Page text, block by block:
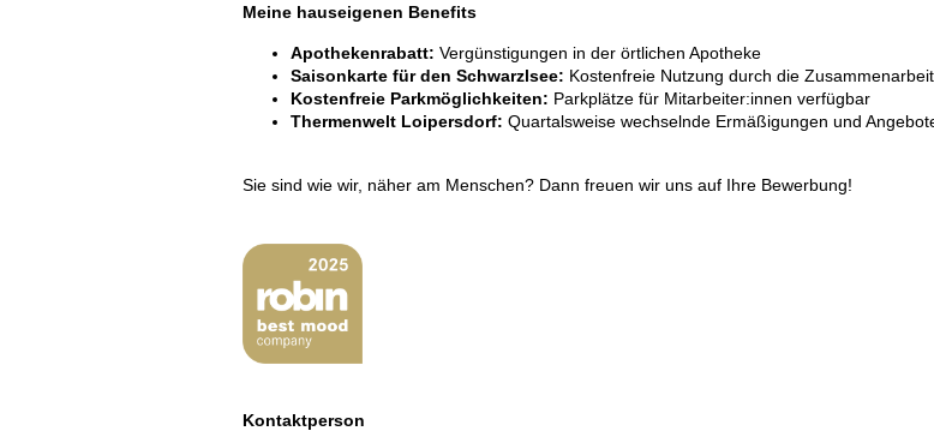
Meine hauseigenen Benefits
Apothekenrabatt: Vergünstigungen in der örtlichen Apotheke
Saisonkarte für den Schwarzlsee: Kostenfreie Nutzung durch die
Kostenfreie Parkmöglichkeiten: Parkplätze für Mitarbeiter:innen verfügbar
Thermenwelt Loipersdorf: Quartalsweise wechselnde Ermäßigungen und
Sie sind wie wir, näher am Menschen? Dann freuen wir uns auf Ihre Bewerbung!
Kontaktperson